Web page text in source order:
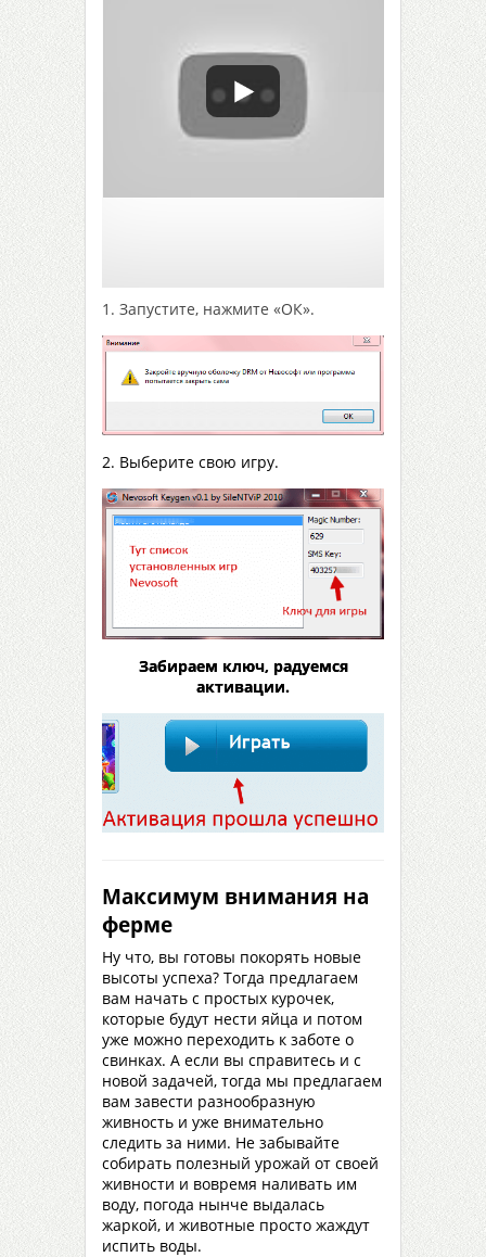
1. Запустите, нажмите «ОК».
2. Выберите свою игру.
Забираем ключ, радуемся
активации.
Максимум внимания на
ферме
Ну что, вы готовы покорять новые
высоты успеха? Тогда предлагаем
вам начать с простых курочек,
которые будут нести яйца и потом
уже можно переходить к заботе о
свинках. А если вы справитесь и с
новой задачей, тогда мы предлагаем
вам завести разнообразную
живность и уже внимательно
следить за ними. Не забывайте
собирать полезный урожай от своей
живности и вовремя наливать им
воду, погода нынче выдалась
жаркой, и животные просто жаждут
испить воды.